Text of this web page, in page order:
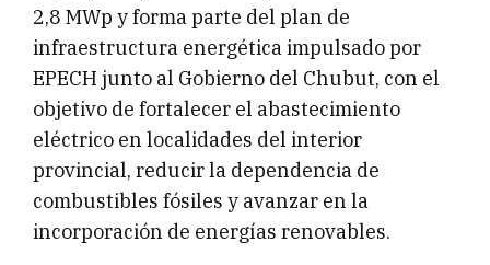
2,8 MWp y forma parte del plan de
infraestructura energética impulsado por
EPECH junto al Gobierno del Chubut, con el
objetivo de fortalecer el abastecimiento
eléctrico en localidades del interior
provincial, reducir la dependencia de
combustibles fósiles y avanzar en la
incorporación de energías renovables.